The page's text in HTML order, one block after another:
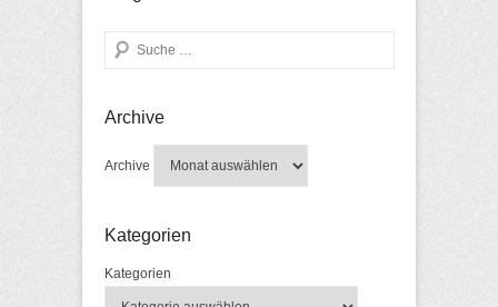
Search
Archive
Archive
Kategorien
Kategorien